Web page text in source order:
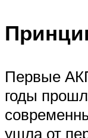
Первые
годы
ушла от